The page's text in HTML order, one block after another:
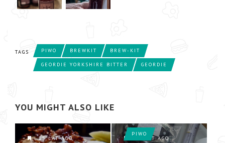
TAGS PIWO BREWKIT BREW-KIT
GEORDIE YORKSHIRE BITTER GEORDIE
YOU MIGHT ALSO LIKE
15 LAT AGO 14 LAT AGO
PIWO